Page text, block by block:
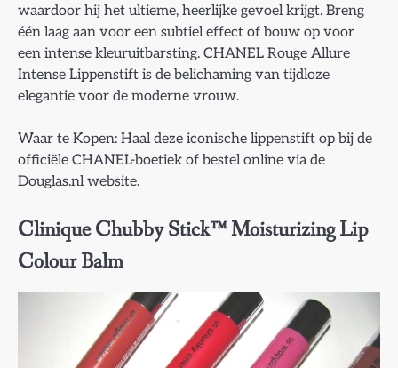
waardoor hij het ultieme, heerlijke gevoel krijgt. Breng
één laag aan voor een subtiel effect of bouw op voor
een intense kleuruitbarsting. CHANEL Rouge Allure
Intense Lippenstift is de belichaming van tijdloze
elegantie voor de moderne vrouw.
Waar te Kopen: Haal deze iconische lippenstift op bij de
officiële CHANEL-boetiek of bestel online via de
Douglas.nl website.
Clinique Chubby Stick™ Moisturizing Lip
Colour Balm